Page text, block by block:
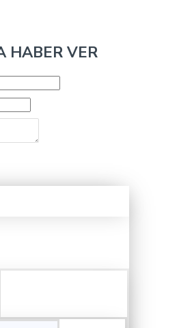
HABER VER